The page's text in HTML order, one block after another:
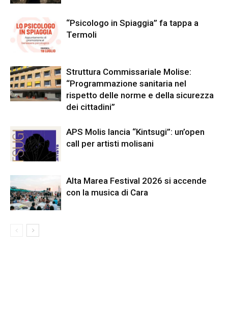
“Psicologo in Spiaggia” fa tappa a
Termoli
Struttura Commissariale Molise:
“Programmazione sanitaria nel
rispetto delle norme e della sicurezza
dei cittadini”
APS Molis lancia “Kintsugi”: un’open
call per artisti molisani
Alta Marea Festival 2026 si accende
con la musica di Cara